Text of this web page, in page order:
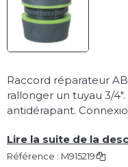
Raccord réparateur
rallonger un tuyau 3/
antidérapant.
Lire la suite de la
Référence : M915219